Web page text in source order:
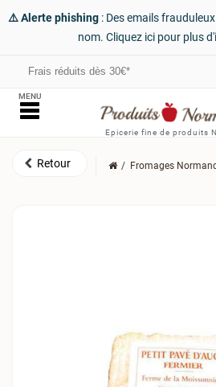
⚠️ Alerte phishing : Des emails
nom. Cliquez ici pour plus
Frais réduits dès 30€*
Epicerie fine de produits
MENU
Fromages